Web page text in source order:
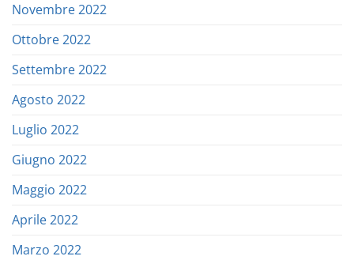
Novembre 2022
Ottobre 2022
Settembre 2022
Agosto 2022
Luglio 2022
Giugno 2022
Maggio 2022
Aprile 2022
Marzo 2022